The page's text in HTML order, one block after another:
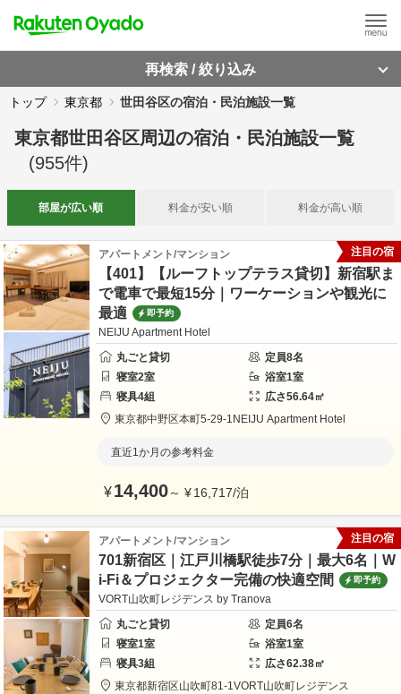
再検索 / 絞り込み
トップ 東京都 世田谷区の宿泊・民泊施設一覧
東京都世田谷区周辺の宿泊・民泊施設一覧
(955件)
部屋が広い順 料金が安い順 料金が高い順
アパートメント/マンション
【401】【ルーフトップテラス貸切】新宿駅ま
で電車で最短15分｜ワーケーションや観光に
最適
即予約
NEIJU Apartment Hotel
丸ごと貸切
定員8名
寝室2室 浴室1室
寝具4組 広さ56.64㎡
東京都中野区本町5-29-1 NEIJU Apartment Hotel
直近1か月の参考料金
¥14,400～ ¥16,717/泊
注目の宿
アパートメント/マンション
701新宿区｜江戸川橋駅徒歩7分｜最大6名｜W
i-Fi＆プロジェクター完備の快適空間
即予約
VORT山吹町レジデンス by Tranova
丸ごと貸切
定員6名
寝室1室 浴室1室
寝具3組 広さ62.38㎡
東京都新宿区山吹町81-1VORT山吹町レジデンス
注目の宿